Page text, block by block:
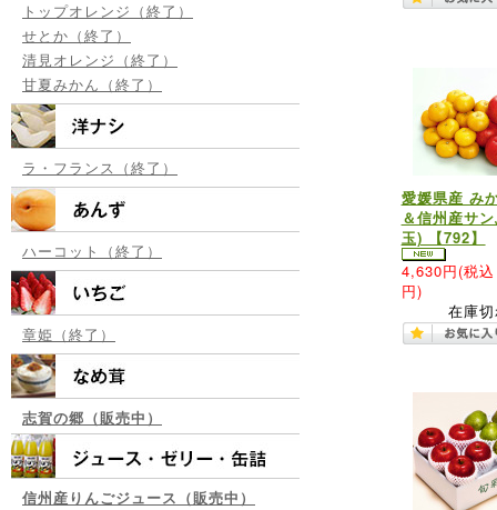
トップオレンジ（終了）
せとか（終了）
清見オレンジ（終了）
甘夏みかん（終了）
ラ・フランス（終了）
ハーコット（終了）
章姫（終了）
志賀の郷（販売中）
信州産りんごジュース（販売中）
愛媛県産 み
＆信州産サ
玉) 【792】
4,630円(税
円)
在庫